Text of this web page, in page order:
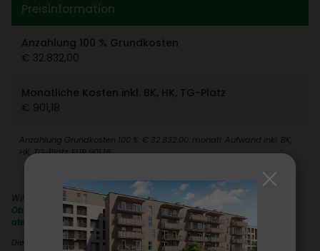
Preis­in­for­ma­tion
Anzah­lung 100 % Grund­kosten
€ 32.832,00
Monat­liche Kosten inkl. BK, HK, TG-Platz
€ 901,18
Anzah­lung Grund­kosten 100 %: € 32.832,00, monatl. Aufwand inkl. BK,
HK, TG-Platz: EUR 901,18
Willkommen in Ihrer gemütlichen Kleinwohnung im vierten
Obergeschoss, erreichbar bequem per Lift, mit einer
atemberaubenden Aussicht!
Diese Wohnung besticht durch ihre licht­durch­flu­teten Räume, die eine